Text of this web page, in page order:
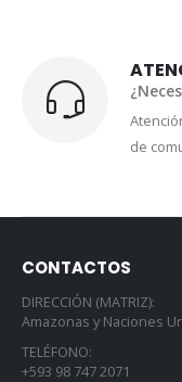
de
CONTACTOS
DIRECCIÓN (MATRIZ):
Amazonas y Naciones
TELÉFONO:
+593 98 747 2071